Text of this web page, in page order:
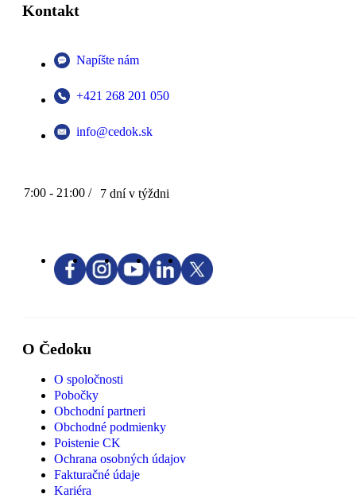
Kontakt
Napíšte nám
+421 268 201 050
info@cedok.sk
7:00 - 21:00 / 7 dní v týždni
O Čedoku
O spoločnosti
Pobočky
Obchodní partneri
Obchodné podmienky
Poistenie CK
Ochrana osobných údajov
Fakturačné údaje
Kariéra